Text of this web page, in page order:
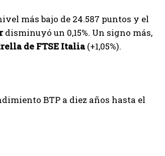
más bajo de 24.587 puntos y el
disminuyó un 0,15%. Un signo más,
de FTSE Italia(+1,05%).
BTP a diez años hasta el